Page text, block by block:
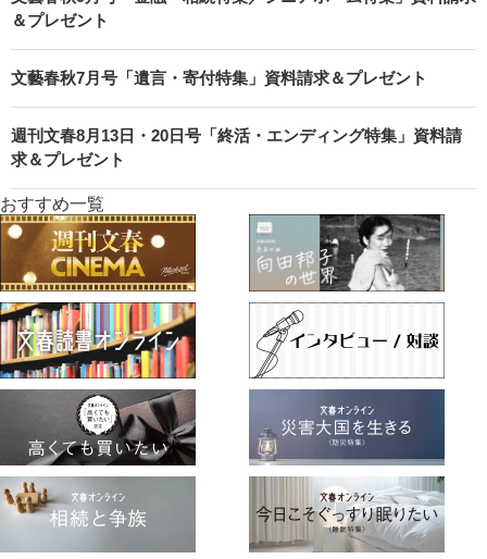
＆プレゼント
文藝春秋7月号「遺言・寄付特集」資料請求＆プレゼント
週刊文春8月13日・20日号「終活・エンディング特集」資料請
求＆プレゼント
おすすめ一覧